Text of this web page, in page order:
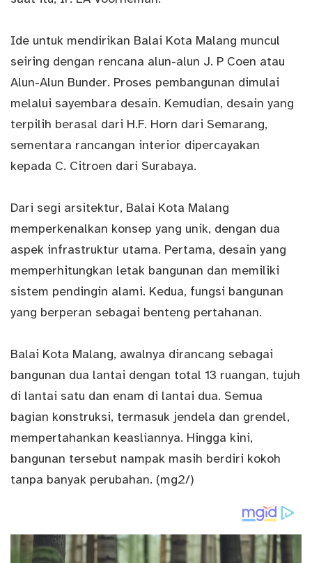
Ide untuk mendirikan Balai Kota Malang muncul
seiring dengan rencana alun-alun J. P Coen atau
Alun-Alun Bunder. Proses pembangunan dimulai
melalui sayembara desain. Kemudian, desain yang
terpilih berasal dari H.F. Horn dari Semarang,
sementara rancangan interior dipercayakan
kepada C. Citroen dari Surabaya.
Dari segi arsitektur, Balai Kota Malang
memperkenalkan konsep yang unik, dengan dua
aspek infrastruktur utama. Pertama, desain yang
memperhitungkan letak bangunan dan memiliki
sistem pendingin alami. Kedua, fungsi bangunan
yang berperan sebagai benteng pertahanan.
Balai Kota Malang, awalnya dirancang sebagai
bangunan dua lantai dengan total 13 ruangan, tujuh
di lantai satu dan enam di lantai dua. Semua
bagian konstruksi, termasuk jendela dan grendel,
mempertahankan keasliannya. Hingga kini,
bangunan tersebut nampak masih berdiri kokoh
tanpa banyak perubahan. (mg2/)